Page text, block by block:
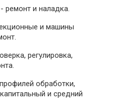
ремонт и наладка.
и машины
регулировка,
обработки,
и средний